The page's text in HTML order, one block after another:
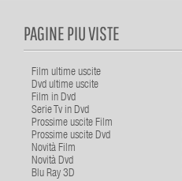
PAGINE PIU VISTE
Film ultime uscite
Dvd ultime uscite
Film in Dvd
Serie Tv in Dvd
Prossime uscite Film
Prossime uscite Dvd
Novità Film
Novità Dvd
Blu Ray 3D